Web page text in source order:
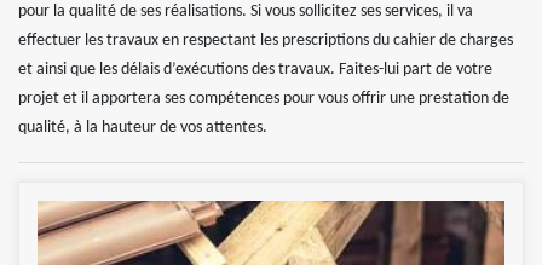
pour la qualité de ses réalisations. Si vous sollicitez ses services, il va
effectuer les travaux en respectant les prescriptions du cahier de charges
et ainsi que les délais d’exécutions des travaux. Faites-lui part de votre
projet et il apportera ses compétences pour vous offrir une prestation de
qualité, à la hauteur de vos attentes.